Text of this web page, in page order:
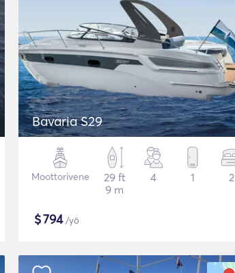
Bavaria S29
Moottorivene
29 ft
9 m
4 1 2
$794/yö